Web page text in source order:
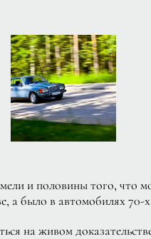
и половины того, что
а было в автомобилях
на живом